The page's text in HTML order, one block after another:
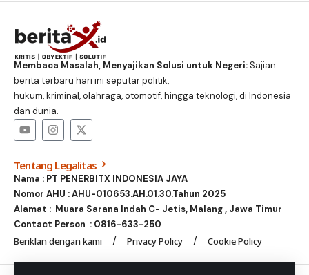
Membaca Masalah, Menyajikan Solusi untuk Negeri:Sajian
berita terbaru hari ini seputar politik,
hukum, kriminal, olahraga, otomotif, hingga teknologi, di Indonesia
dan dunia.
Tentang Legalitas
Nama : PT PENERBITX INDONESIA JAYA
Nomor AHU : AHU-010653.AH.01.30.Tahun 2025
Alamat : Muara Sarana Indah C- Jetis, Malang , Jawa Timur
Contact Person : 0816-633-250
Beriklan dengan kami Privacy Policy Cookie Policy